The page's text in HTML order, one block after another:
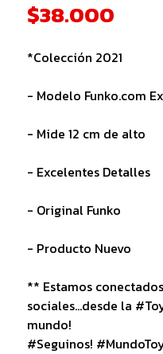
$38.000
*Colección 2021
- Modelo Funko.com
- Mide 12 cm de alto
- Excelentes Detalles
- Original Funko
- Producto Nuevo
** Estamos
sociales...desde la
mundo!
#Seguinos!